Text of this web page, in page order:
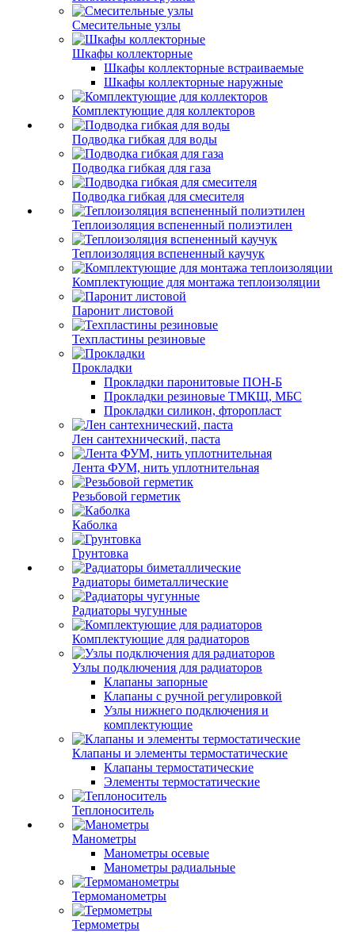
Смесительные узлы
Шкафы коллекторные
Шкафы коллекторные встраиваемые
Шкафы коллекторные наружные
Комплектующие для коллекторов
Подводка гибкая для воды
Подводка гибкая для газа
Подводка гибкая для смесителя
Теплоизоляция вспененный полиэтилен
Теплоизоляция вспененный каучук
Комплектующие для монтажа теплоизоляции
Паронит листовой
Техпластины резиновые
Прокладки
Прокладки паронитовые ПОН-Б
Прокладки резиновые ТМКЩ, МБС
Прокладки силикон, фторопласт
Лен сантехнический, паста
Лента ФУМ, нить уплотнительная
Резьбовой герметик
Каболка
Грунтовка
Радиаторы биметаллические
Радиаторы чугунные
Комплектующие для радиаторов
Узлы подключения для радиаторов
Клапаны запорные
Клапаны с ручной регулировкой
Узлы нижнего подключения и
комплектующие
Клапаны и элементы термостатические
Клапаны термостатические
Элементы термостатические
Теплоноситель
Манометры
Манометры осевые
Манометры радиальные
Термоманометры
Термометры